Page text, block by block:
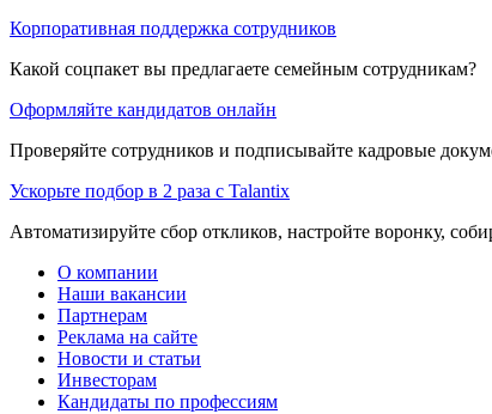
Корпоративная поддержка сотрудников
Какой соцпакет вы предлагаете семейным сотрудникам?
Оформляйте кандидатов онлайн
Проверяйте сотрудников и подписывайте кадровые
Ускорьте подбор в 2 раза с Talantix
Автоматизируйте сбор откликов, настройте воронку,
О компании
Наши вакансии
Партнерам
Реклама на сайте
Новости и статьи
Инвесторам
Кандидаты по профессиям